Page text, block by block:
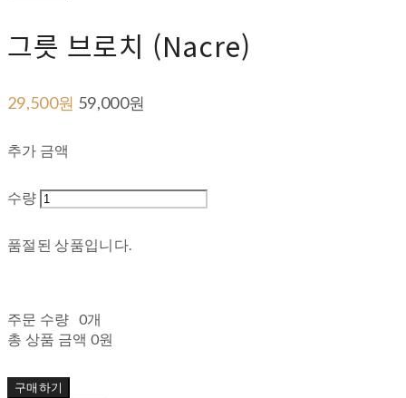
그릇 브로치 (Nacre)
29,500원 59,000원
추가 금액
수량
품절된 상품입니다.
주문 수량 0개
총 상품 금액 0원
구매하기